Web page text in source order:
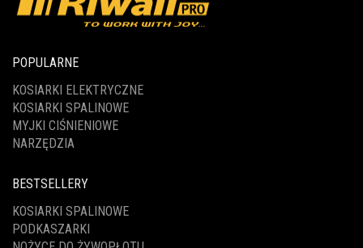
POPULARNE
KOSIARKI ELEKTRYCZNE
KOSIARKI SPALINOWE
MYJKI CIŚNIENIOWE
NARZĘDZIA
BESTSELLERY
KOSIARKI SPALINOWE
PODKASZARKI